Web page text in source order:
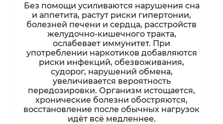
Без помощи усиливаются нарушения сна
и аппетита, растут риски гипертонии,
болезней печени и сердца, расстройств
желудочно‑кишечного тракта,
ослабевает иммунитет. При
употреблении наркотиков добавляются
риски инфекций, обезвоживания,
судорог, нарушений обмена,
увеличивается вероятность
передозировки. Организм истощается,
хронические болезни обостряются,
восстановление после обычных нагрузок
идёт всё медленнее.